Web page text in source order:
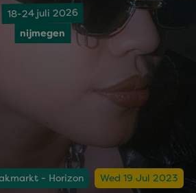
18-24 juli 2026
nijmegen
- Horizon Wed 19 Jul 2023